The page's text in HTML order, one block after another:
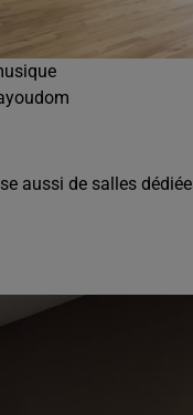
aussi de salles